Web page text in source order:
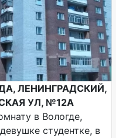
ЛЕНИНГРАДСКИЙ,
УЛ, №12А
в Вологде,
студентке, в